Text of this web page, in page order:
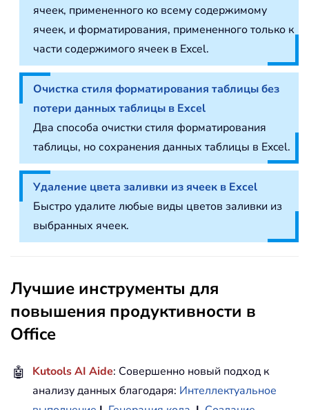
ячеек, примененного ко всему содержимому
ячеек, и форматирования, примененного только к
части содержимого ячеек в Excel.
Очистка стиля форматирования таблицы без
потери данных таблицы в Excel
Два способа очистки стиля форматирования
таблицы, но сохранения данных таблицы в Excel.
Удаление цвета заливки из ячеек в Excel
Быстро удалите любые виды цветов заливки из
выбранных ячеек.
Лучшие инструменты для
повышения продуктивности в
Office
🤖 Kutools AI Aide: Совершенно новый подход к
анализу данных благодаря: Интеллектуальное